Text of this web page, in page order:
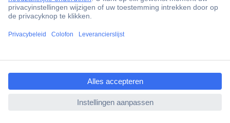
Waar prestaties tellen, mag de verlichting niet tekortschieten.
Sygonix LED-halspots en plafondlampen zijn ontworpen voor de
ccp.user.init.failed.titl
e
ccp.user.init.failed